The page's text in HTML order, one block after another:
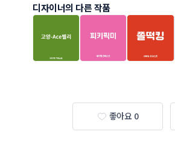
디자이너의 다른 작품
좋아요 0